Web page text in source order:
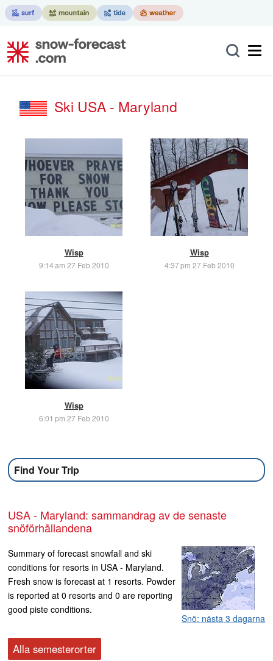
Ski USA - Maryland
Wisp
9:14 am 27 Feb 2010
Wisp
4:37 pm 27 Feb 2010
Wisp
6:01 pm 27 Feb 2010
Find Your Trip
USA - Maryland: sammandrag av de senaste
snöförhållandena
Snö: nästa 3 dagarna
Summary of forecast snowfall and ski
conditions for resorts in USA - Maryland.
Fresh snow is forecast at 1 resorts. Powder
is reported at 0 resorts and 0 are reporting
good piste conditions.
Alla semesterorter